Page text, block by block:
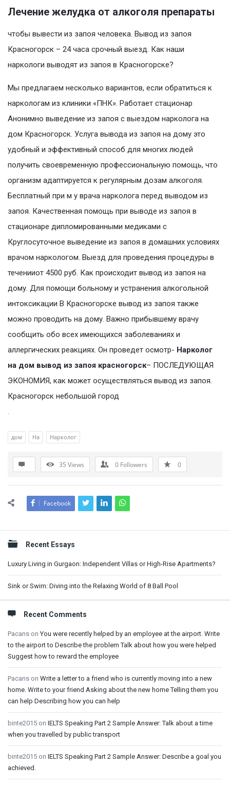
Лечение желудка от алкоголя препараты
чтобы вывести из запоя человека. Вывод из запоя
Красногорск – 24 часа срочный выезд. Как наши
наркологи выводят из запоя в Красногорске?
Мы предлагаем несколько вариантов, если обратиться к
наркологам из клиники «ПНК». Работает стационар
Анонимно выведение из запоя с выездом нарколога на
дом Красногорск. Услуга вывода из запоя на дому это
удобный и эффективный способ для многих людей
получить своевременную профессиональную помощь, что
организм адаптируется к регулярным дозам алкоголя.
Бесплатный при м у врача нарколога перед выводом из
запоя. Качественная помощь при выводе из запоя в
стационаре дипломированными медиками с
Круглосуточное выведение из запоя в домашних условиях
врачом наркологом. Выезд для проведения процедуры в
теченииот 4500 руб. Как происходит вывод из запоя на
дому. Для помощи больному и устранения алкогольной
интоксикации В Красногорске вывод из запоя также
можно проводить на дому. Важно прибывшему врачу
сообщить обо всех имеющихся заболеваниях и
аллергических реакциях. Он проведет осмотр- Нарколог
на дом вывод из запоя красногорск– ПОСЛЕДУЮЩАЯ
ЭКОНОМИЯ, как может осуществляться вывод из запоя.
Красногорск небольшой город
.
дом На Нарколог
35 Views 0 Followers 0
Facebook
Sidebar
Recent Essays
Luxury Living in Gurgaon: Independent Villas or High-Rise Apartments?
Sink or Swim: Diving into the Relaxing World of 8 Ball Pool
Recent Comments
Pacans onYou were recently helped by an employee at the airport. Write
to the airport to Describe the problem Talk about how you were helped
Suggest how to reward the employee
Pacans on Write a letter to a friend who is currently moving into a new
home. Write to your friend Asking about the new home Telling them you
can help Describing how you can help
binte2015 on IELTS Speaking Part 2 Sample Answer: Talk about a time
when you travelled by public transport
binte2015 on IELTS Speaking Part 2 Sample Answer: Describe a goal you
achieved.